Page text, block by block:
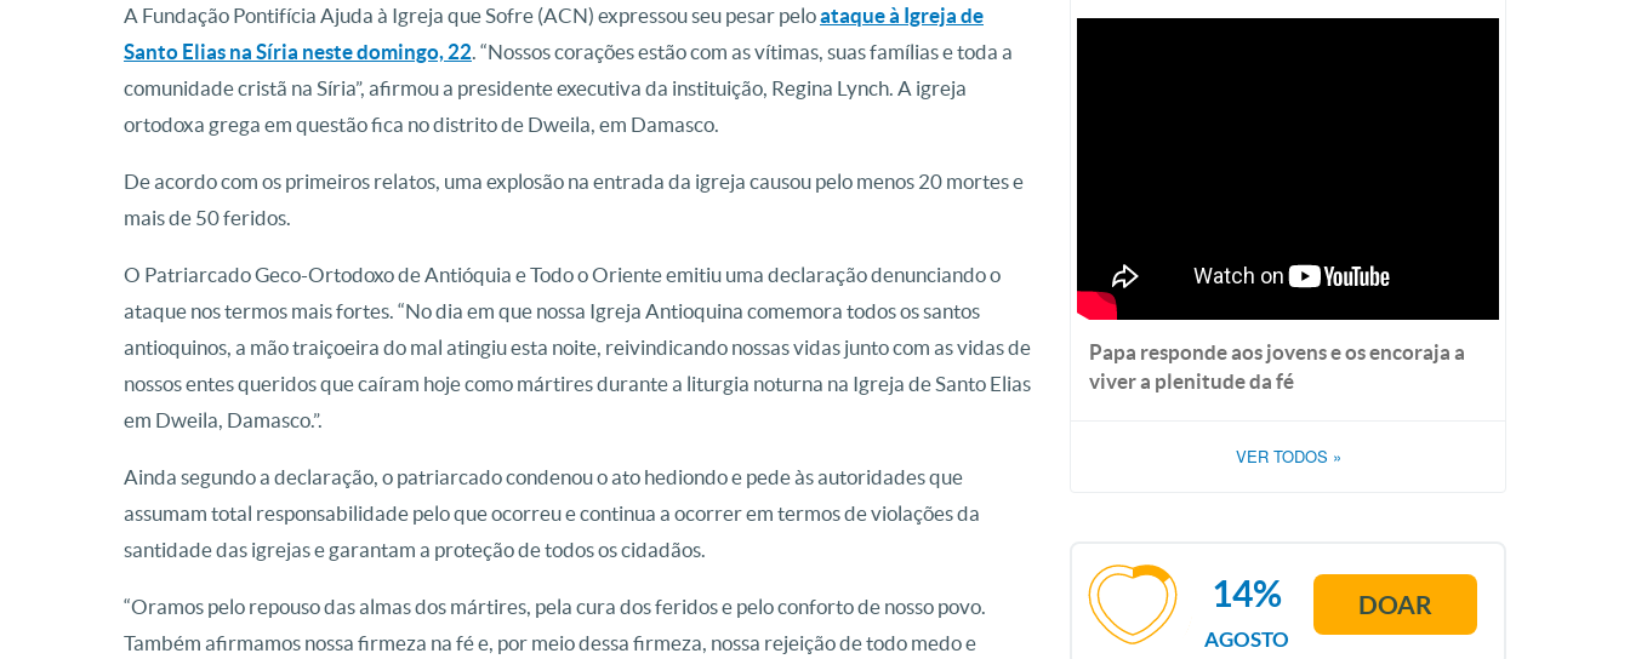
A Fundação Pontifícia Ajuda à Igreja que Sofre (ACN) expressou seu pesar peloataque à Igreja de
Santo Elias na Síria neste domingo, 22. “Nossos corações estão com as vítimas, suas famílias e toda a
comunidade cristã na Síria”, afirmou a presidente executiva da instituição, Regina Lynch. A igreja
ortodoxa grega em questão fica no distrito de Dweila, em Damasco.
De acordo com os primeiros relatos, uma explosão na entrada da igreja causou pelo menos 20 mortes e
mais de 50 feridos.
O Patriarcado Geco-Ortodoxo de Antióquia e Todo o Oriente emitiu uma declaração denunciando o
ataque nos termos mais fortes. “No dia em que nossa Igreja Antioquina comemora todos os santos
antioquinos, a mão traiçoeira do mal atingiu esta noite, reivindicando nossas vidas junto com as vidas de
nossos entes queridos que caíram hoje como mártires durante a liturgia noturna na Igreja de Santo Elias
em Dweila, Damasco.”.
Ainda segundo a declaração, o patriarcado condenou o ato hediondo e pede às autoridades que
assumam total responsabilidade pelo que ocorreu e continua a ocorrer em termos de violações da
santidade das igrejas e garantam a proteção de todos os cidadãos.
“Oramos pelo repouso das almas dos mártires, pela cura dos feridos e pelo conforto de nosso povo.
Também afirmamos nossa firmeza na fé e, por meio dessa firmeza, nossa rejeição de todo medo e
Papa responde aos jovens e os encoraja a
viver a plenitude da fé
VER TODOS »
AGOSTO
14% DOAR